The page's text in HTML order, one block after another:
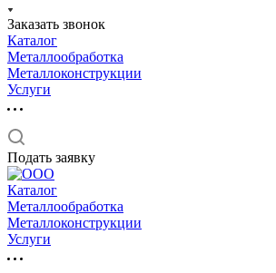
Заказать звонок
Каталог
Металлообработка
Металлоконструкции
Услуги
Подать заявку
Каталог
Металлообработка
Металлоконструкции
Услуги